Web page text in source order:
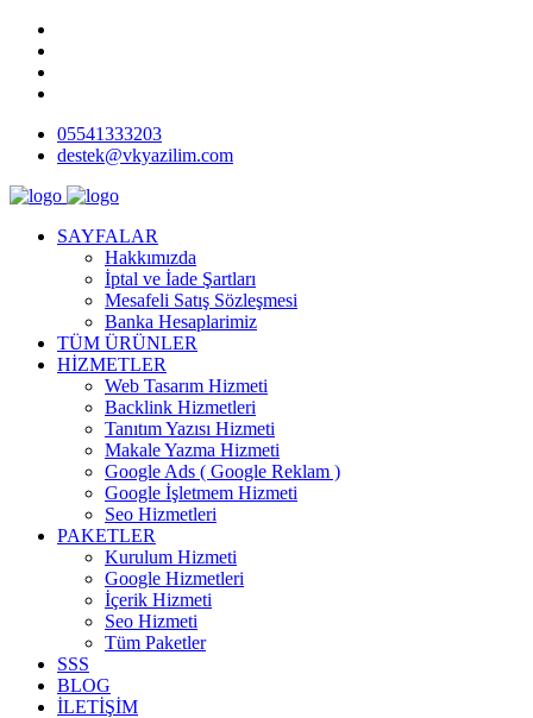
05541333203
destek@vkyazilim.com
SAYFALAR
Hakkımızda
İptal ve İade Şartları
Mesafeli Satış Sözleşmesi
Banka Hesaplarimiz
TÜM ÜRÜNLER
HİZMETLER
Web Tasarım Hizmeti
Backlink Hizmetleri
Tanıtım Yazısı Hizmeti
Makale Yazma Hizmeti
Google Ads ( Google Reklam )
Google İşletmem Hizmeti
Seo Hizmetleri
PAKETLER
Kurulum Hizmeti
Google Hizmetleri
İçerik Hizmeti
Seo Hizmeti
Tüm Paketler
SSS
BLOG
İLETİŞİM